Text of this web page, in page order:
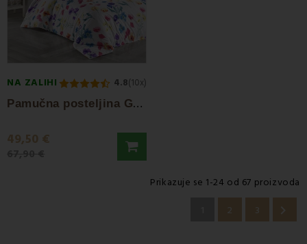
NA ZALIHI 4.8(10x)
P
amučna posteljina Gardena EMI
49,50 €
Prikazuje se 1-24 od 67 proizvoda
2 3 